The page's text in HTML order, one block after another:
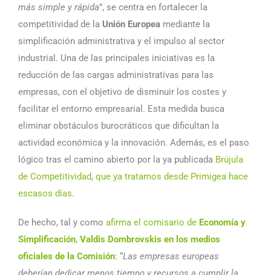
más simple y rápida”, se centra en fortalecer la
competitividad de la Unión Europea mediante la
simplificación administrativa y el impulso al sector
industrial. Una de las principales iniciativas es la
reducción de las cargas administrativas para las
empresas, con el objetivo de disminuir los costes y
facilitar el entorno empresarial. Esta medida busca
eliminar obstáculos burocráticos que dificultan la
actividad económica y la innovación. Además, es el paso
lógico tras el camino abierto por la ya publicada Brújula
de Competitividad, que ya tratamos desde Primigea hace
escasos días.
De hecho, tal y como afirma el comisario de Economía y
Simplificación, Valdis Dombrovskis en los medios
oficiales de la Comisión: “Las empresas europeas